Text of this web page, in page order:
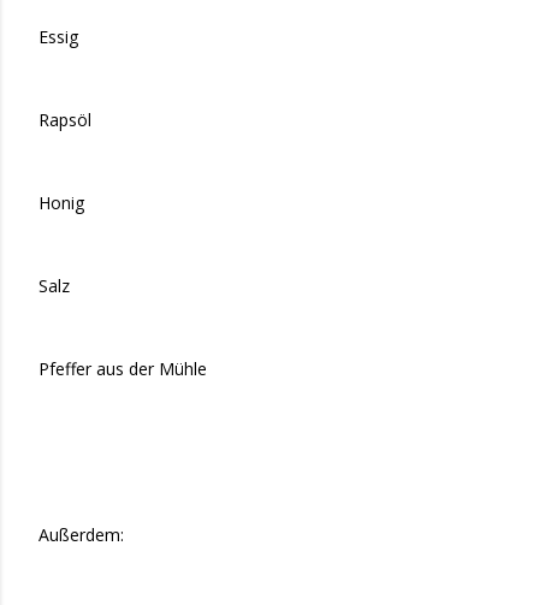
Essig
Rapsöl
Honig
Salz
Pfeffer aus der Mühle
Außerdem: